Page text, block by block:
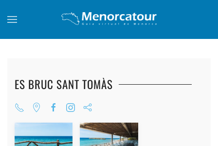
Skip to main content
ES BRUC SANT TOMÀS
+ +